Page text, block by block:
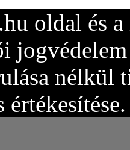
oldal és a
nélkül